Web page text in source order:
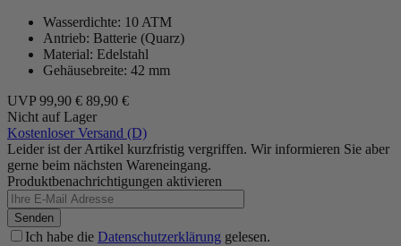
Wasserdichte: 10 ATM
Antrieb: Batterie (Quarz)
Material: Edelstahl
Gehäusebreite: 42 mm
UVP 99,90 € 89,90 €
Nicht auf Lager
Kostenloser Versand (D)
Leider ist der Artikel kurzfristig vergriffen. Wir informieren Sie aber
gerne beim nächsten Wareneingang.
Produktbenachrichtigungen aktivieren
Senden
Ich habe die Datenschutzerklärung gelesen.